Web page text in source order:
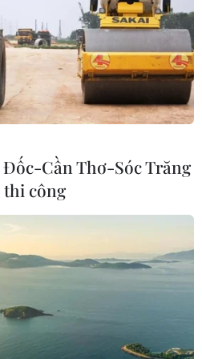
Cần Thơ-Sóc Trăng
thi công